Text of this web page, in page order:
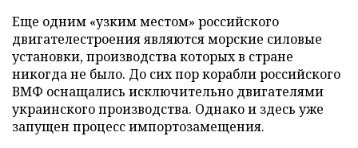
Еще одним «узким местом» российского
двигателестроения являются морские силовые
установки, производства которых в стране
никогда не было. До сих пор корабли российского
ВМФ оснащались исключительно двигателями
украинского производства. Однако и здесь уже
запущен процесс импортозамещения.